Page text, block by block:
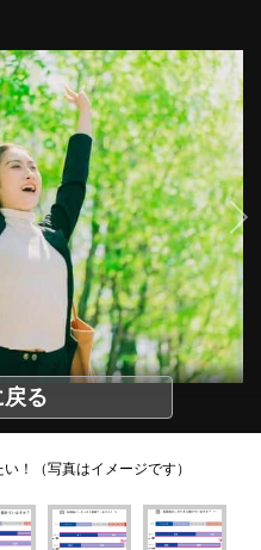
る
！（写真はイメージです）